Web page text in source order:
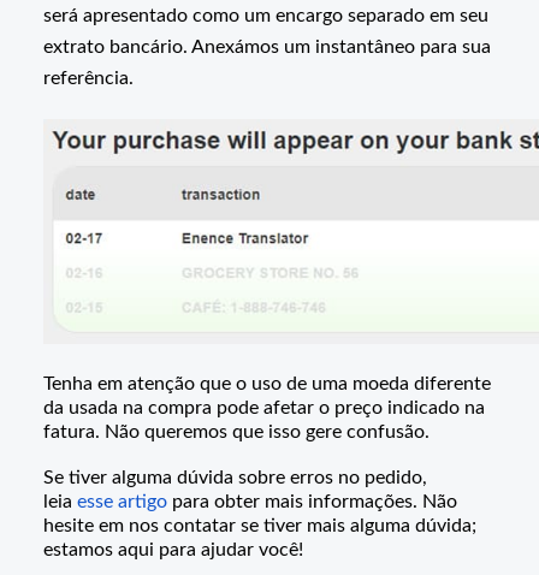
será apresentado como um encargo separado em seu
extrato bancário. Anexámos um instantâneo para sua
referência.
Tenha em atenção que o uso de uma moeda diferente
da usada na compra pode afetar o preço indicado na
fatura. Não queremos que isso gere confusão.
Se tiver alguma dúvida sobre erros no pedido,
leia esse artigo para obter mais informações. Não
hesite em nos contatar se tiver mais alguma dúvida;
estamos aqui para ajudar você!